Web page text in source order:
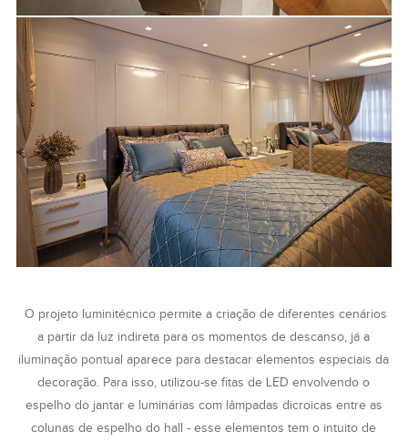
O projeto luminitécnico permite a criação de diferentes cenários
a partir da luz indireta para os momentos de descanso, já a
iluminação pontual aparece para destacar elementos especiais da
decoração. Para isso, utilizou-se fitas de LED envolvendo o
espelho do jantar e luminárias com lâmpadas dicroicas entre as
colunas de espelho do hall - esse elementos tem o intuito de